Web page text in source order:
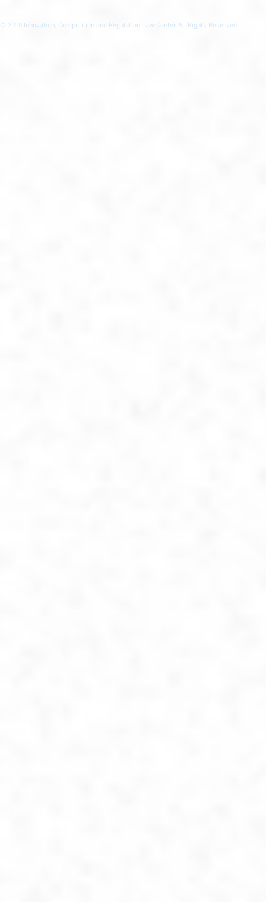
© 2010 Innovation, Competition and Regulation Law Center All Rights Reserved.